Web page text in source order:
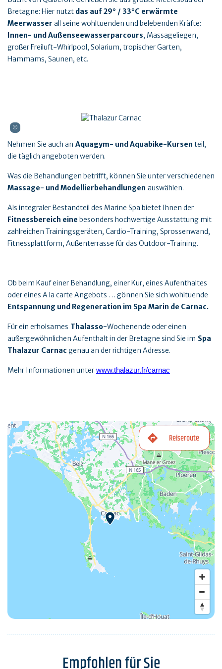
Bretagne: Hier nutzt das auf 29° / 33°C erwärmte
Meerwasser all seine wohltuenden und belebenden Kräfte:
Innen- und Außenseewasserparcours, Massageliegen,
großer Freiluft-Whirlpool, Solarium, tropischer Garten,
Hammams, Saunen, etc.
Nehmen Sie auch an Aquagym- und Aquabike-Kursen teil,
die täglich angeboten werden.
Was die Behandlungen betrifft, können Sie unter verschiedenen
Massage- und Modellierbehandlungen auswählen.
Als integraler Bestandteil des Marine Spa bietet Ihnen der
Fitnessbereich eine besonders hochwertige Ausstattung mit
zahlreichen Trainingsgeräten, Cardio-Training, Sprossenwand,
Fitnessplattform, Außenterrasse für das Outdoor-Training.
Ob beim Kauf einer Behandlung, einer Kur, eines Aufenthaltes
oder eines A la carte Angebots … gönnen Sie sich wohltuende
Entspannung und Regeneration im Spa Marin de Carnac.
Für ein erholsames Thalasso-Wochenende oder einen
außergewöhnlichen Aufenthalt in der Bretagne sind Sie im Spa
Thalazur Carnac genau an der richtigen Adresse.
Mehr Informationen unter www.thalazur.fr/carnac
Reiseroute
Empfohlen für Sie